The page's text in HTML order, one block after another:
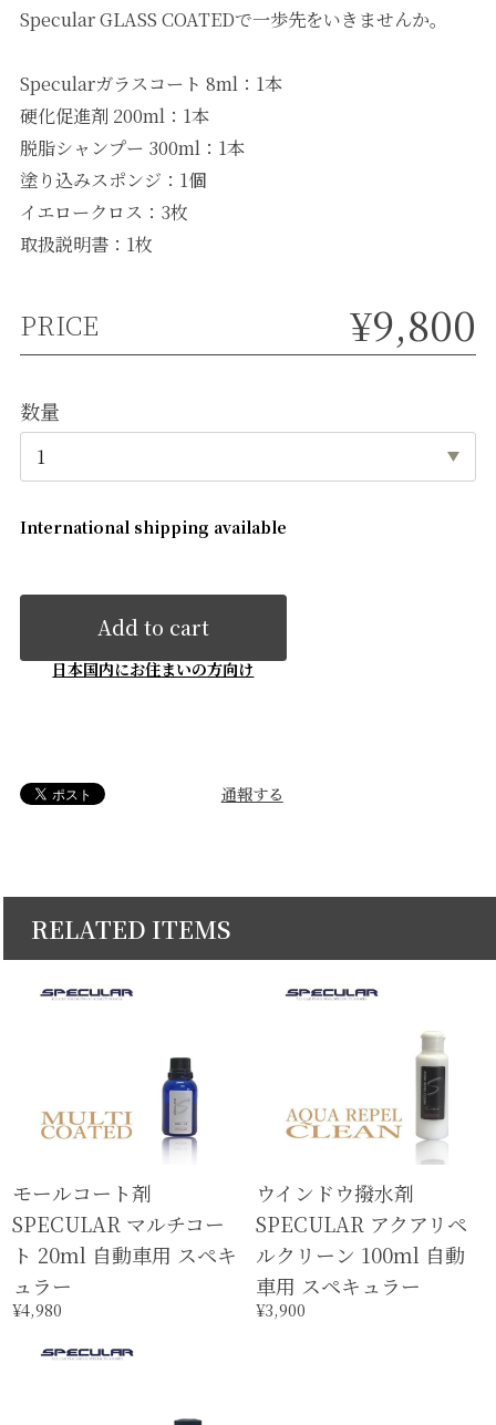
Specular GLASS COATEDで一歩先をいきませんか。
Specularガラスコート 8ml：1本
硬化促進剤 200ml：1本
脱脂シャンプー 300ml：1本
塗り込みスポンジ：1個
イエロークロス：3枚
取扱説明書：1枚
PRICE ¥9,800
数量
International shipping available
Add to cart
日本国内にお住まいの方向け
通報する
RELATED ITEMS
モールコート剤
SPECULAR マルチコー
ト 20ml 自動車用 スペキ
ュラー
¥4,980
ウインドウ撥水剤
SPECULAR アクアリペ
ルクリーン 100ml 自動
車用 スペキュラー
¥3,900